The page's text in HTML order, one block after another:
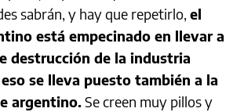
sabrán, y hay que repetirlo, el
está empecinado en llevar a
destrucción de la industria
se lleva puesto también a la
argentino.Se creen muy pillos y